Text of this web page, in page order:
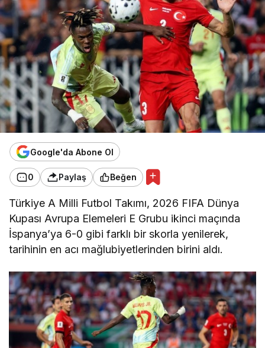
Google'da Abone Ol
0 Paylaş Beğen
Türkiye A Milli Futbol Takımı, 2026 FIFA Dünya
Kupası Avrupa Elemeleri E Grubu ikinci maçında
İspanya’ya 6-0 gibi farklı bir skorla yenilerek,
tarihinin en acı mağlubiyetlerinden birini aldı.